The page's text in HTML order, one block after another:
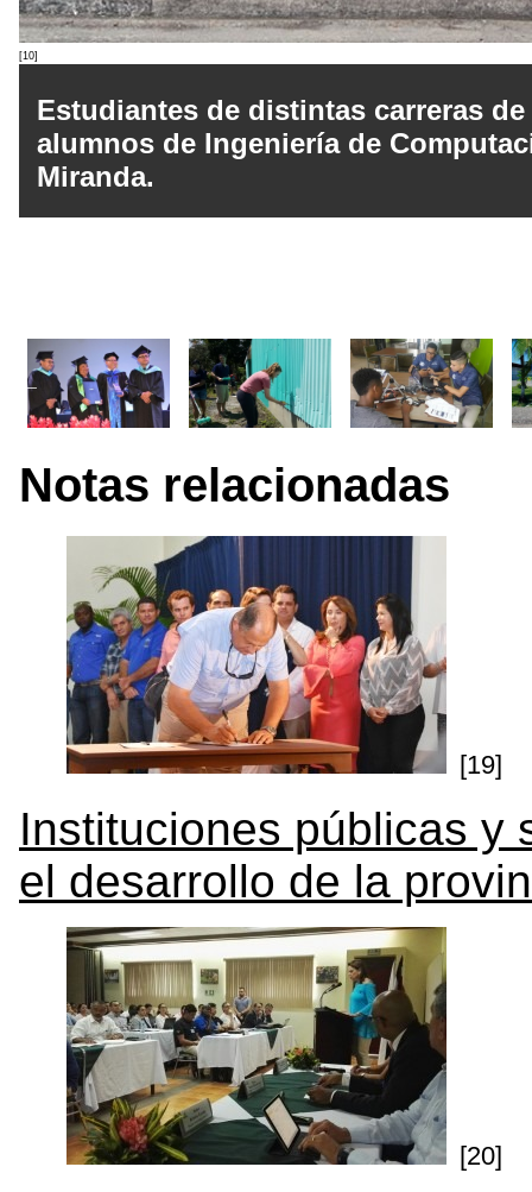
[10]
Estudiantes de distintas carreras
alumnos de Ingeniería de
Miranda.
Notas relacionadas
[19]
Instituciones públicas y
el desarrollo de la
[20]